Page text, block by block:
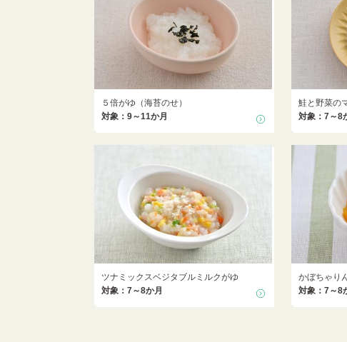
５倍がゆ（海苔のせ）
対象：9～11か月
鮭と野菜の
対象：7～8
ツナミックスベジタブルミルクがゆ
対象：7～8か月
かぼちゃり
対象：7～8